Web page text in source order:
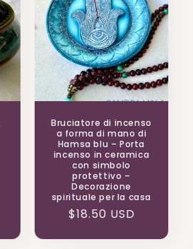
Bruciatore di incenso
a forma di mano di
Hamsa blu – Porta
incenso in ceramica
con simbolo
protettivo –
Decorazione
spirituale per la casa
Prezzo
$18.50 USD